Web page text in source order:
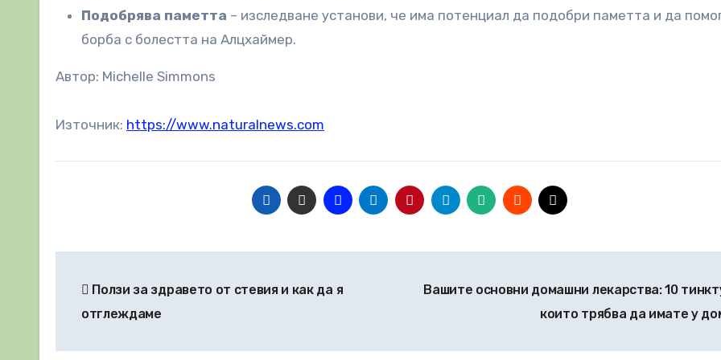
Подобрява паметта – изследване установи, че има потенциал да подобри паметта и да
борба с болестта на Алцхаймер.
Автор: Michelle Simmons
Източник: https://www.naturalnews.com
Ползи за здравето от стевия и как да я
отглеждаме
Вашите основни домашни лекарства: 10
които трябва да имате у